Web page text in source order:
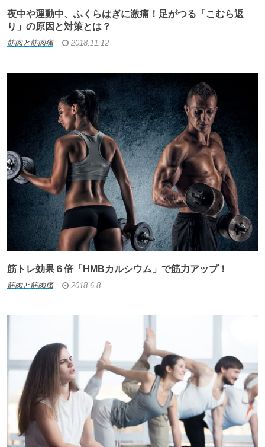
夜中や運動中、ふくらはぎに激痛！足がつる「こむら返
り」の原因と対策とは？
筋肉と筋肉痛 2018.11.12
筋トレ効果６倍「HMBカルシウム」で筋力アップ！
筋肉と筋肉痛 2018.6.8